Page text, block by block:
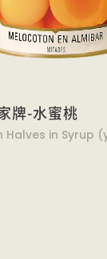
牌-水蜜桃
Halves in Syrup